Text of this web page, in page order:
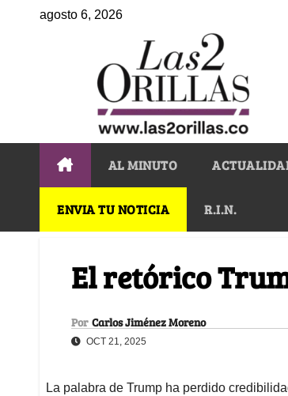
agosto 6, 2026
AL MINUTO
ENVIA TU NOTICIA R.I.N.
El retórico
Por Carlos Jiménez Moreno
OCT 21, 2025
La palabra de Trump ha perdido